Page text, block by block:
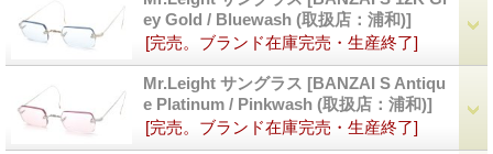
ey Gold / Bluewash (取扱店：浦和)]
[完売。ブランド在庫完売・生産終了]
Mr.Leight サングラス [BANZAI S Antiqu
e Platinum / Pinkwash (取扱店：浦和)]
[完売。ブランド在庫完売・生産終了]